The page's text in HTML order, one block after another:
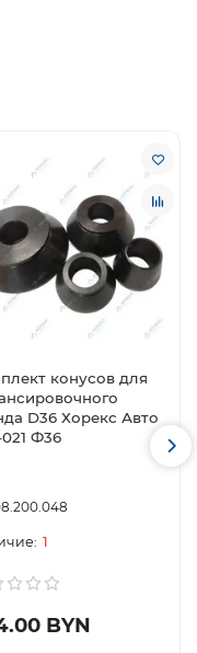
конусов для
D36 Хорекс Авто
Ф36
1
BYN